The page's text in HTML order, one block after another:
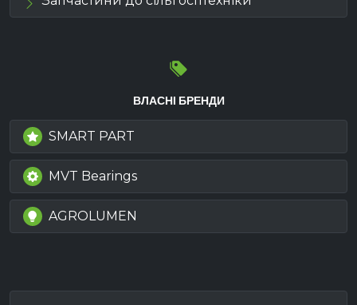
ВЛАСНІ БРЕНДИ
SMART PART
MVT Bearings
AGROLUMEN